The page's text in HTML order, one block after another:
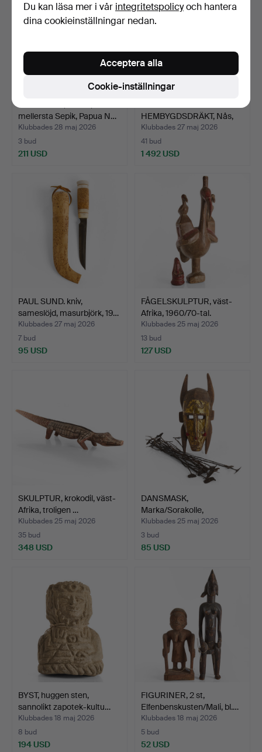
mellersta Sepik, Papua N…
Klubbades 28 maj 2026
3 bud
211 USD
HEMBYGDSDRÄKT, Nås,
Dalarna.
Klubbades 27 maj 2026
41 bud
1 492 USD
PAUL SUND. kniv,
sameslöjd, masurbjörk, 19…
Klubbades 27 maj 2026
7 bud
95 USD
FÅGELSKULPTUR, väst-
Afrika, 1960/70-tal.
Klubbades 25 maj 2026
13 bud
127 USD
SKULPTUR, krokodil, väst-
Afrika, troligen …
Klubbades 25 maj 2026
35 bud
348 USD
DANSMASK,
Marka/Sorakolle,
Elfenbenskusten…
Klubbades 25 maj 2026
3 bud
85 USD
BYST, huggen sten,
sannolikt zapotek-kultu…
Klubbades 18 maj 2026
8 bud
194 USD
FIGURINER, 2 st,
Elfenbenskusten/Mali, bl.…
Klubbades 18 maj 2026
5 bud
52 USD
Du kan läsa mer i vår integritetspolicyoch hantera
dina cookieinställningar nedan.
Cookie-inställningar
Acceptera alla